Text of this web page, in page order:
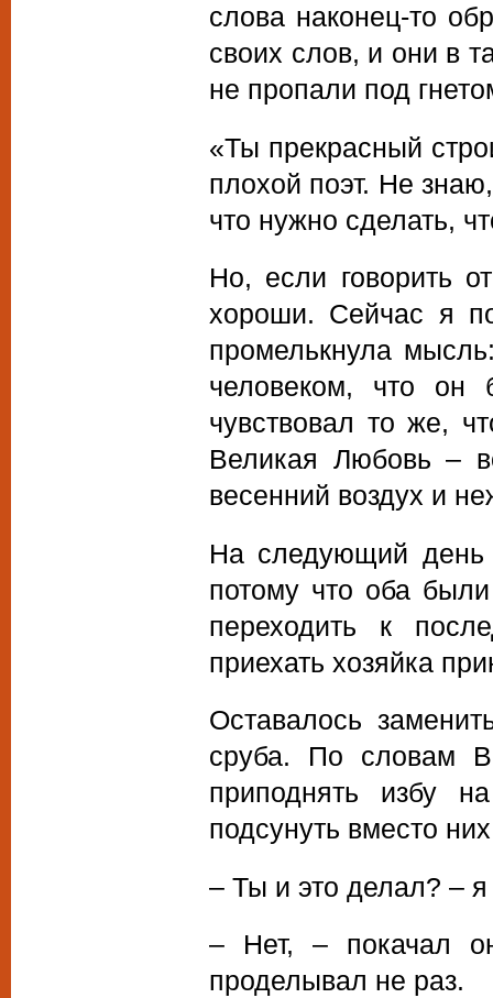
слова наконец-то
своих слов, и они в
не пропали под
«Ты прекрасный
плохой поэт. Не
что нужно сделать,
Но, если говорить
хороши. Сейчас я
промелькнула
человеком, что
чувствовал то же,
Великая Любовь –
весенний воздух и
На следующий
потому что оба
переходить к
приехать хозяйка
Оставалось
сруба. По словам
приподнять избу
подсунуть вместо
– Ты и это делал? –
– Нет, – покачал
проделывал не раз.